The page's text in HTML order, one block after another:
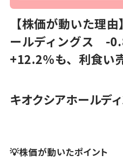
【株価が動いた理
ールディングス -
+12.2％も、利食い
キオクシアホールデ
💡株価が動いたポイント